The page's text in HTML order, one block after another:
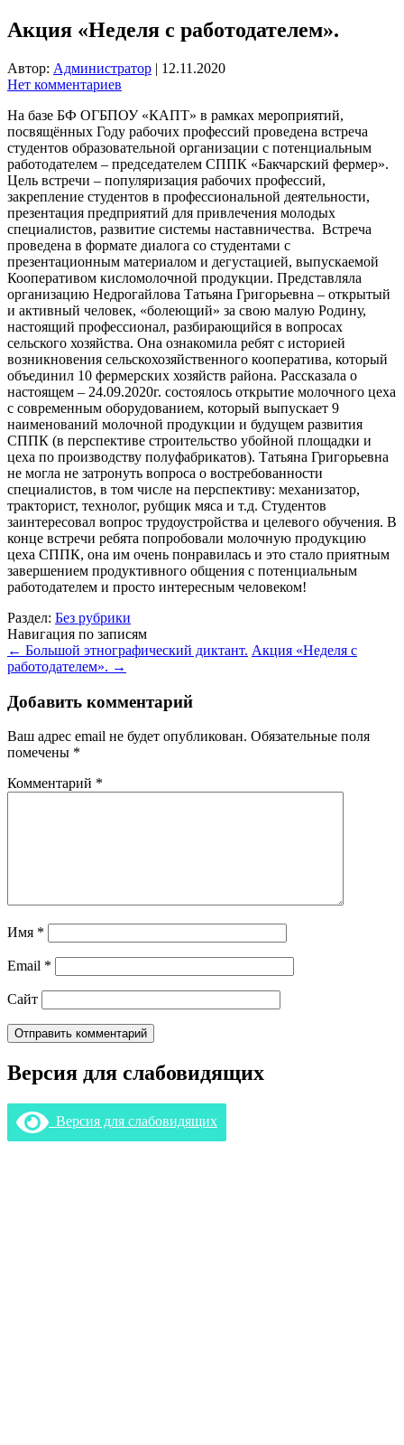
Акция «Неделя с работодателем».
Автор: Администратор | 12.11.2020
Нет комментариев
На базе БФ ОГБПОУ «КАПТ» в рамках мероприятий,
посвящённых Году рабочих профессий проведена встреча
студентов образовательной организации с потенциальным
работодателем – председателем СППК «Бакчарский фермер».
Цель встречи – популяризация рабочих профессий,
закрепление студентов в профессиональной деятельности,
презентация предприятий для привлечения молодых
специалистов, развитие системы наставничества. Встреча
проведена в формате диалога со студентами с
презентационным материалом и дегустацией, выпускаемой
Кооперативом кисломолочной продукции. Представляла
организацию Недрогайлова Татьяна Григорьевна – открытый
и активный человек, «болеющий» за свою малую Родину,
настоящий профессионал, разбирающийся в вопросах
сельского хозяйства. Она ознакомила ребят с историей
возникновения сельскохозяйственного кооператива, который
объединил 10 фермерских хозяйств района. Рассказала о
настоящем – 24.09.2020г. состоялось открытие молочного цеха
с современным оборудованием, который выпускает 9
наименований молочной продукции и будущем развития
СППК (в перспективе строительство убойной площадки и
цеха по производству полуфабрикатов). Татьяна Григорьевна
не могла не затронуть вопроса о востребованности
специалистов, в том числе на перспективу: механизатор,
тракторист, технолог, рубщик мяса и т.д. Студентов
заинтересовал вопрос трудоустройства и целевого обучения. В
конце встречи ребята попробовали молочную продукцию
цеха СППК, она им очень понравилась и это стало приятным
завершением продуктивного общения с потенциальным
работодателем и просто интересным человеком!
Раздел: Без рубрики
Навигация по записям
← Большой этнографический диктант. Акция «Неделя с
работодателем». →
Добавить комментарий
Ваш адрес email не будет опубликован. Обязательные поля
помечены *
Комментарий *
Имя *
Email *
Сайт
Версия для слабовидящих
Версия для слабовидящих